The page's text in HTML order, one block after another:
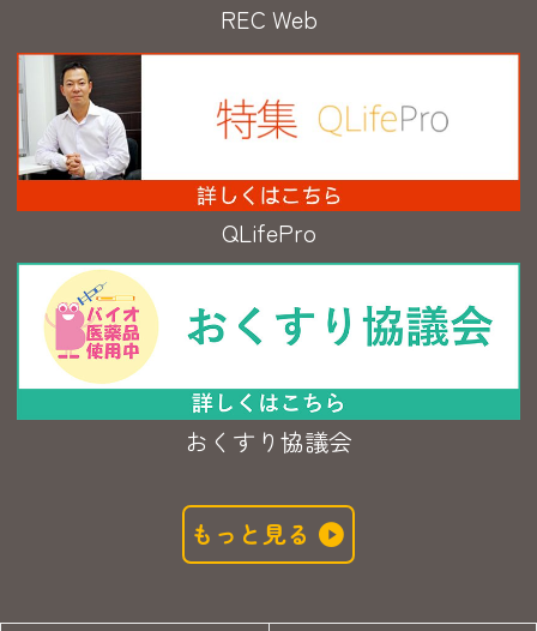
REC Web
QLifePro
おくすり協議会
もっと見る